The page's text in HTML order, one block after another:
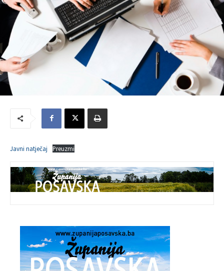
Javni natječaj Preuzmi